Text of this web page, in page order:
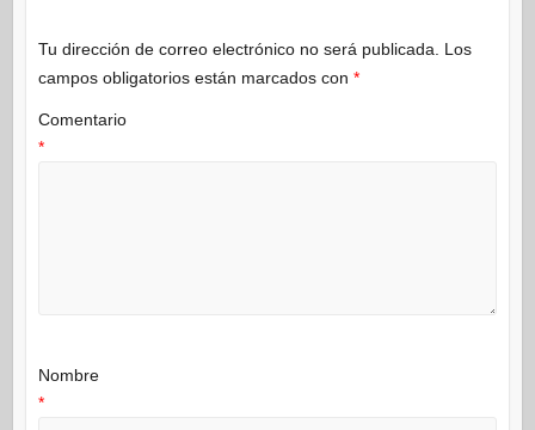
Tu dirección de correo electrónico no será publicada.
Los
campos obligatorios están marcados con *
Comentario
*
Nombre
*